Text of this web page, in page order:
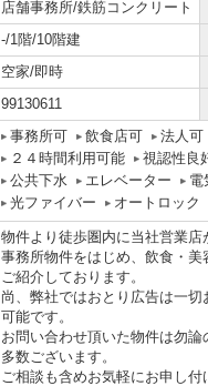
店舗事務所/鉄筋コンクリート
-/1階/10階建
空家/即時
99130611
事務所可 飲食店可 法人可
２４時間利用可能
視認性良
公共下水
エレベーター 電
光ファイバー
オートロック
物件より徒歩圏内に当社営業店
事務所物件をはじめ、飲食・
ご紹介しております。
尚、弊社ではおとり広告は一
可能です。
お問い合わせ頂いた物件は勿
多数ございます。
ご相談も含めお気軽にお申し